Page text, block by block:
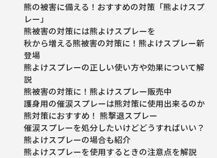
熊の被害に備える！おすすめの対策「熊よけスプ
レー」
熊被害の対策には熊よけスプレーを
秋から増える熊被害の対策に！熊よけスプレー新
登場
熊よけスプレーの正しい使い方や効果について解
説
熊被害の対策に！熊よけスプレー販売中
護身用の催涙スプレーは熊対策に使用出来るのか
熊対策におすすめ！ 熊撃退スプレー
催涙スプレーを処分したいけどどうすればいい？
熊よけスプレーの場合も紹介
熊よけスプレーを使用するときの注意点を解説